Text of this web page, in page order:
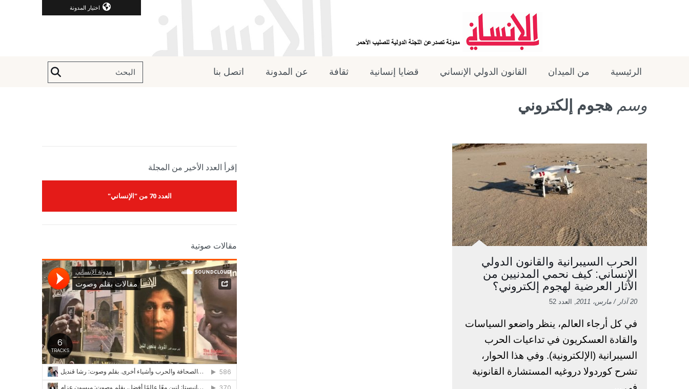
اختيار المدونة
الرئيسية من الميدان القانون الدولي الإنساني قضايا إنسانية ثقافة عن المدونة اتصل بنا
وسم هجوم إلكتروني
الحرب السيبرانية والقانون الدولي
الإنساني: كيف نحمي المدنيين من
الآثار العرضية لهجوم إلكتروني؟
20 آذار / مارس، 2011 , العدد 52
في كل أرجاء العالم، ينظر واضعو السياسات
والقادة العسكريون في تداعيات الحرب
السيبرانية (الإلكترونية). وفي هذا الحوار،
تشرح كوردولا دروغيه المستشارة القانونية
إقرأ العدد الأخير من المجلة
العدد 70 من "الإنساني"
مقالات صوتية